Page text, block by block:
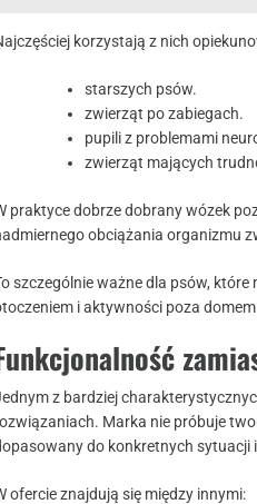
korzystają z nich
starszych psów.
zwierząt po zabiegach.
pupili z problemami
zwierząt mających
praktyce dobrze dobrany wózek
obciążania organizmu
szczególnie ważne dla psów,
i aktywności poza
z bardziej
Marka nie próbuje
do konkretnych sytuacji
ofercie znajdują się między innymi: